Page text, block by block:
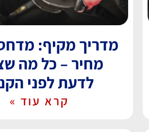
מדריך מקיף:
מחיר – כל מה
לדעת לפני
קרא עוד »